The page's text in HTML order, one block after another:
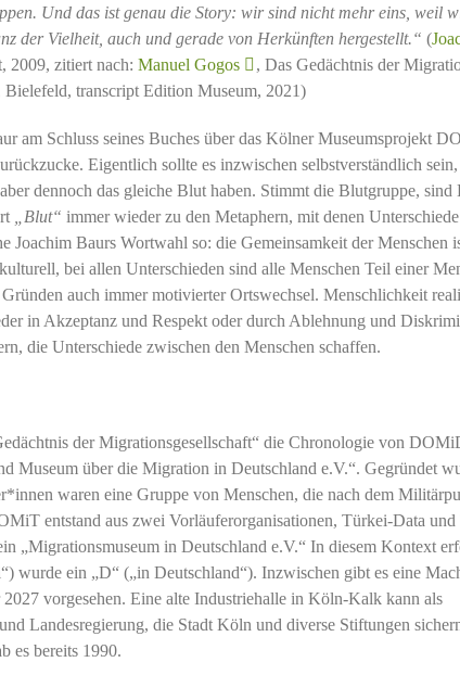
Und das ist genau die Story: wir sind nicht mehr eins, weil
der Vielheit, auch und gerade von Herkünften hergestellt.“ (
2009, zitiert nach: Manuel Gogos
, Das Gedächtnis der
transcript Edition Museum, 2021)
am Schluss seines Buches über das Kölner Museumsprojekt
Eigentlich sollte es inzwischen selbstverständlich sein,
dennoch das gleiche Blut haben. Stimmt die Blutgruppe, sind
„Blut“ immer wieder zu den Metaphern, mit denen
Joachim Baurs Wortwahl so: die Gemeinsamkeit der Menschen
bei allen Unterschieden sind alle Menschen Teil einer
auch immer motivierter Ortswechsel. Menschlichkeit
in Akzeptanz und Respekt oder durch Ablehnung und
die Unterschiede zwischen den Menschen schaffen.
der Migrationsgesellschaft“ die Chronologie von
Museum über die Migration in Deutschland e.V.“. Gegründet
waren eine Gruppe von Menschen, die nach dem
entstand aus zwei Vorläuferorganisationen, Türkei-Data
„Migrationsmuseum in Deutschland e.V.“ In diesem Kontext
wurde ein „D“ („in Deutschland“). Inzwischen gibt es eine
vorgesehen. Eine alte Industriehalle in Köln-Kalk kann als
Landesregierung, die Stadt Köln und diverse Stiftungen
es bereits 1990.